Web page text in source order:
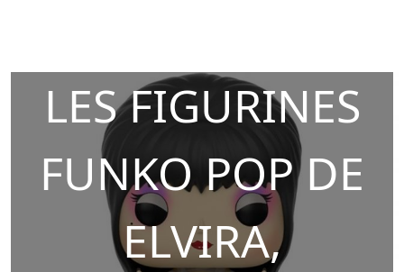
LES FIGURINES
FUNKO POP DE
ELVIRA,